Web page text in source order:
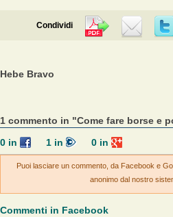
Condividi
Hebe Bravo
1 commento in "Come fare borse e
0in 1in 0 in
Puoi lasciare un commento, da Facebook e
anonimo dal nostro
Commenti in Facebook